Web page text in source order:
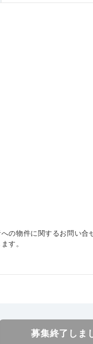
の物件に関するお問い合
ます。
募集終了しま